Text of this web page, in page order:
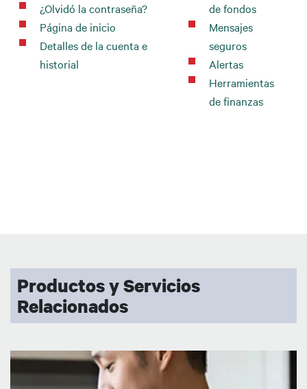
¿Olvidó la contraseña?
Página de inicio
Detalles de la cuenta e
historial
de fondos
Mensajes
seguros
Alertas
Herramientas
de finanzas
Productos y Servicios
Relacionados
Imagen